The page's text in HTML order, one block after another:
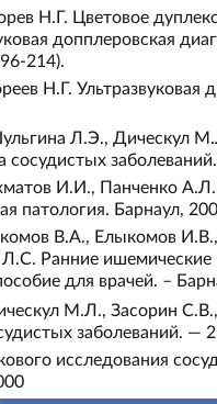
Н.Г. Цветовое
допплеровская
214).
Н.Г. Ультразвуковая
Л.Э., Дическул
сосудистых
И.И., Панченко
патология. Барнаул,
В.А., Елыкомов
Ранние
для врачей. –
М.Л., Засорин
исследования